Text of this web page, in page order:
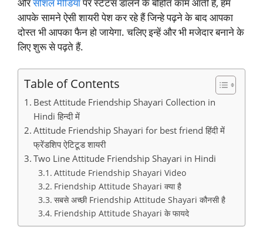
आपके सामने ऐसी शायरी पेश कर रहे हैं जिन्हे पढ़ने के बाद आपका
दोस्त भी आपका फैन हो जायेगा. चलिए इन्हें और भी मजेदार बनाने के
लिए शुरू से पढ़ते हैं.
Table of Contents
Best Attitude Friendship Shayari Collection in
Hindi हिन्दी में
Attitude Friendship Shayari for best friend हिंदी में
फ्रेंडशिप ऐटिटूड शायरी
Two Line Attitude Friendship Shayari in Hindi
Attitude Friendship Shayari Video
Friendship Attitude Shayari क्या है
सबसे अच्छी Friendship Attitude Shayari कौनसी है
Friendship Attitude Shayari के फायदे